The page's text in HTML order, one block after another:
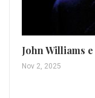
John Williams
Nov 2, 2025